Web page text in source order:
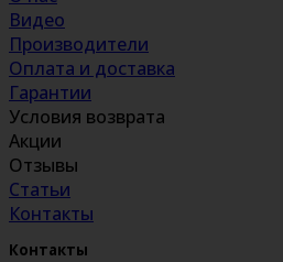
Видео
Производители
Оплата и доставка
Гарантии
Условия возврата
Акции
Отзывы
Статьи
Контакты
Контакты